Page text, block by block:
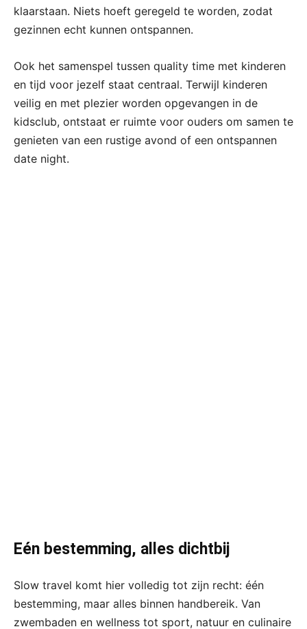
klaarstaan. Niets hoeft geregeld te worden, zodat
gezinnen echt kunnen ontspannen.
Ook het samenspel tussen quality time met kinderen
en tijd voor jezelf staat centraal. Terwijl kinderen
veilig en met plezier worden opgevangen in de
kidsclub, ontstaat er ruimte voor ouders om samen te
genieten van een rustige avond of een ontspannen
date night.
Eén bestemming, alles dichtbij
Slow travel komt hier volledig tot zijn recht: één
bestemming, maar alles binnen handbereik. Van
zwembaden en wellness tot sport, natuur en culinaire